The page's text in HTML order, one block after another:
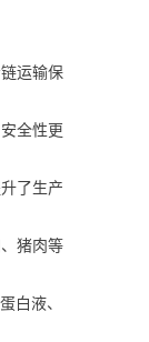
运输保
安全性更
了生产
猪肉等
白液、